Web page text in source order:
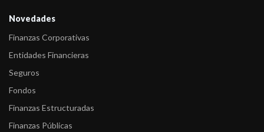
Novedades
Finanzas Corporativas
Entidades Financieras
Seguros
Fondos
Finanzas Estructuradas
Finanzas Públicas